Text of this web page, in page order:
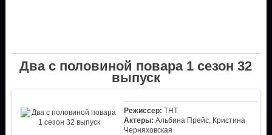
Два с половиной повара 1 сезон 32
выпуск
Режиссер: ТНТ
Актеры: Альбина Прейс, Кристина
Черняховская